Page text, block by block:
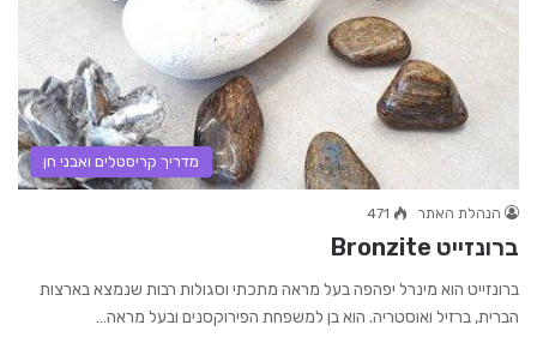
מדריך קריסטלים ואבני חן
הנהלת האתר 471
ברונזייט Bronzite
ברונזייט הוא מינרל יפהפה בעל מראה מתכתי וסגולות רבות שנמצא בארצות
הברית, ברזיל ואוסטריה. הוא בן למשפחת הפירוקסנים ובעל מראה…